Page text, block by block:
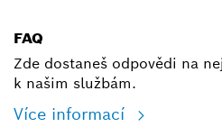
FAQ
Zde dostaneš odpovědi na
k našim službám.
Více informací